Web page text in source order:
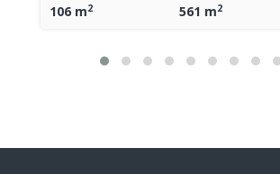
106 m2
561 m2